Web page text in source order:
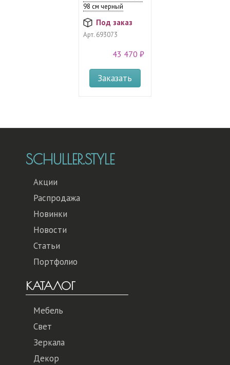
98 см черный
Под заказ
Арт. 693073
43 470 ₽
Заказать
SCHULLER.STYLE
Акции
Распродажа
Новинки
Новости
Статьи
Портфолио
КАТАЛОГ
Мебель
Свет
Зеркала
Декор